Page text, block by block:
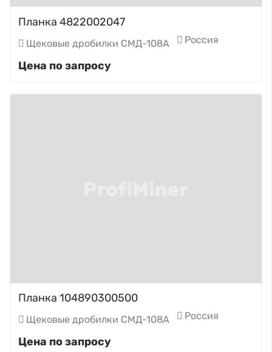
Планка 4822002047
Щековые дробилки СМД-108А Россия
Цена по запросу
Планка 104890300500
Щековые дробилки СМД-108А Россия
Цена по запросу